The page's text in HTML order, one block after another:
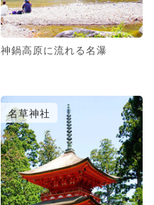
神鍋高原に流れる名瀑
名草神社